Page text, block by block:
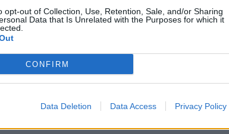
opt-out of Collection, Use, Retention, Sale, and/or Sharing
Data that Is Unrelated with the Purposes for which it
CONFIRM
Data Deletion Data Access Privacy Policy
που έχουμε όχι μόνο εργάζονται
τα στοιχεία που υπάρχουν, είναι αρκετά
, ανάλογα με τις δυνατότητες που
Λακωνίας δεν θα επιτρέψουμε, όσα πετύχαμε
στην ουσία να χάσουμε στην